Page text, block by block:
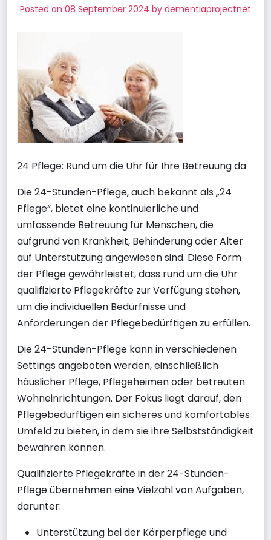
Posted on 08 September 2024 by dementiaprojectnet
24 Pflege: Rund um die Uhr für Ihre Betreuung da
Die 24-Stunden-Pflege, auch bekannt als „24
Pflege“, bietet eine kontinuierliche und
umfassende Betreuung für Menschen, die
aufgrund von Krankheit, Behinderung oder Alter
auf Unterstützung angewiesen sind. Diese Form
der Pflege gewährleistet, dass rund um die Uhr
qualifizierte Pflegekräfte zur Verfügung stehen,
um die individuellen Bedürfnisse und
Anforderungen der Pflegebedürftigen zu erfüllen.
Die 24-Stunden-Pflege kann in verschiedenen
Settings angeboten werden, einschließlich
häuslicher Pflege, Pflegeheimen oder betreuten
Wohneinrichtungen. Der Fokus liegt darauf, den
Pflegebedürftigen ein sicheres und komfortables
Umfeld zu bieten, in dem sie ihre Selbstständigkeit
bewahren können.
Qualifizierte Pflegekräfte in der 24-Stunden-
Pflege übernehmen eine Vielzahl von Aufgaben,
darunter:
Unterstützung bei der Körperpflege und